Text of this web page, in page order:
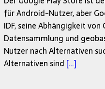
für Android-Nutzer, aber
IDF, seine Abhängigkeit
Datensammlung und
Nutzer nach Alternativen
Alternativen sind […]